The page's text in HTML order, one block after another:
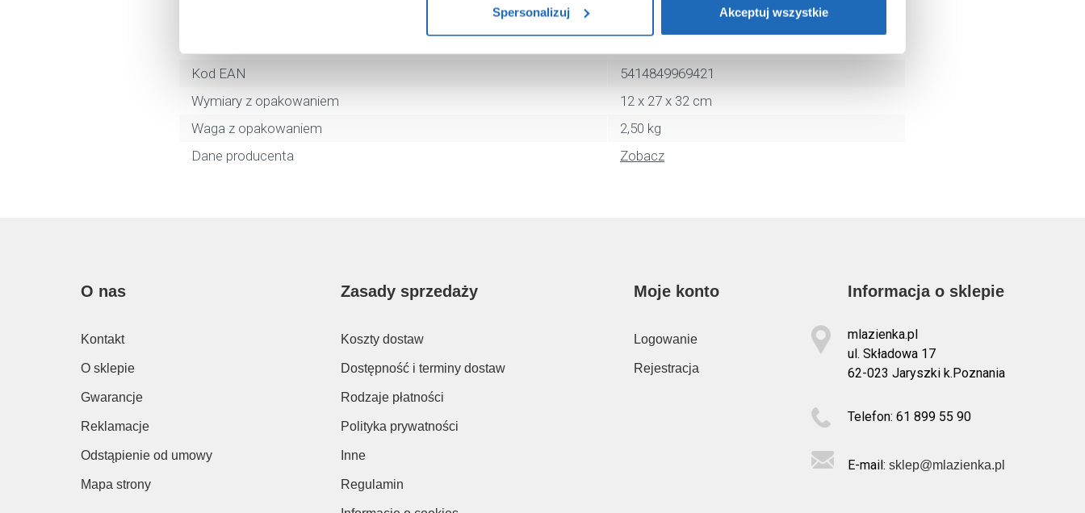
Spersonalizuj
Akceptuj wszystkie
Kod EAN
5414849969421
Wymiary z opakowaniem
12 x 27 x 32 cm
Waga z opakowaniem
2,50 kg
Dane producenta
Zobacz
O nas
Kontakt
O sklepie
Gwarancje
Reklamacje
Odstąpienie od umowy
Mapa strony
Zasady sprzedaży
Koszty dostaw
Dostępność i terminy dostaw
Rodzaje płatności
Polityka prywatności
Inne
Regulamin
Moje konto
Logowanie
Rejestracja
Informacja o sklepie
mlazienka.pl
ul. Składowa 17
62-023 Jaryszki k.Poznania
Telefon: 61 899 55 90
E-mail: sklep@mlazienka.pl